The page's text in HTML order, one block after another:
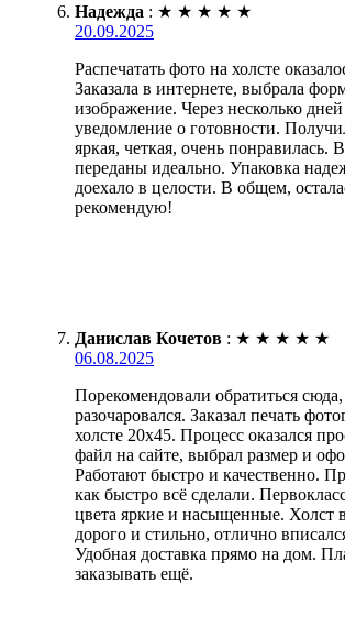
Надежда : ★ ★ ★ ★ ★
20.09.2025
Распечатать фото на холсте
Заказала в интернете, выбрала
изображение. Через несколько
уведомление о готовности.
яркая, четкая, очень понравилась.
переданы идеально. Упаковка
доехало в целости. В общем,
рекомендую!
Данислав Кочетов : ★ ★ ★ ★ ★
06.08.2025
Порекомендовали обратиться
разочаровался. Заказал печать
холсте 20х45. Процесс оказался
файл на сайте, выбрал размер и
Работают быстро и качественно.
как быстро всё сделали.
цвета яркие и насыщенные. Холст
дорого и стильно, отлично
Удобная доставка прямо на дом.
заказывать ещё.